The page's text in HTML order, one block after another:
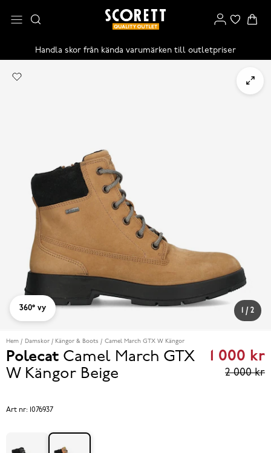
Handla skor från kända varumärken till outletpriser
/ 2
360° vy
Hem Damskor Kängor & Boots Camel March GTX W Kängor
Polecat Camel March GTX
W Kängor Beige
Current
1 000 kr
2 000 kr
Art nr: 1076937